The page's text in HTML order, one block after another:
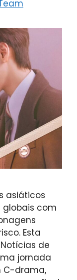
asiáticos
com
Esta
de
jornada
C-drama,